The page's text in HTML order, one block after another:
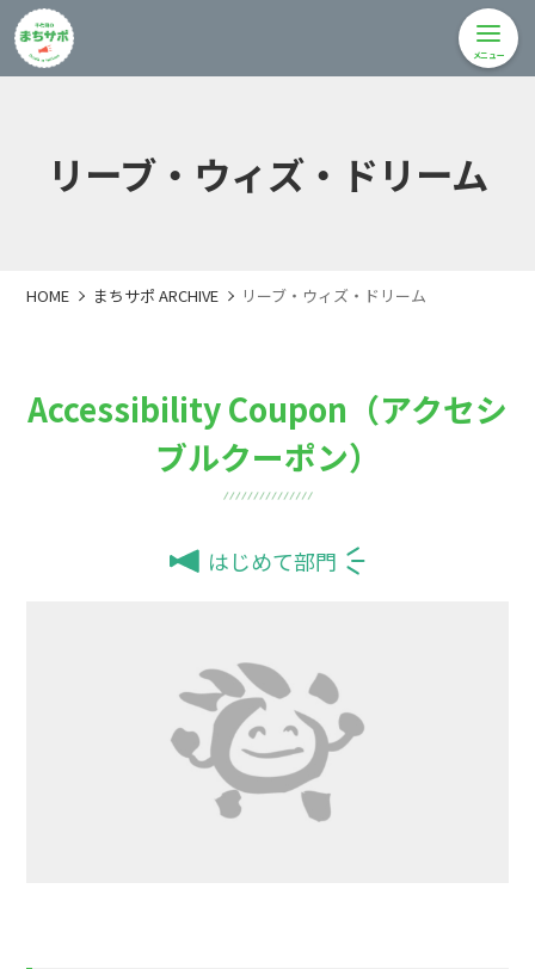
メニュー
リーブ・ウィズ・ドリーム
HOME まちサポ ARCHIVE リーブ・ウィズ・ドリーム
Accessibility Coupon（アクセシ
ブルクーポン）
はじめて部門